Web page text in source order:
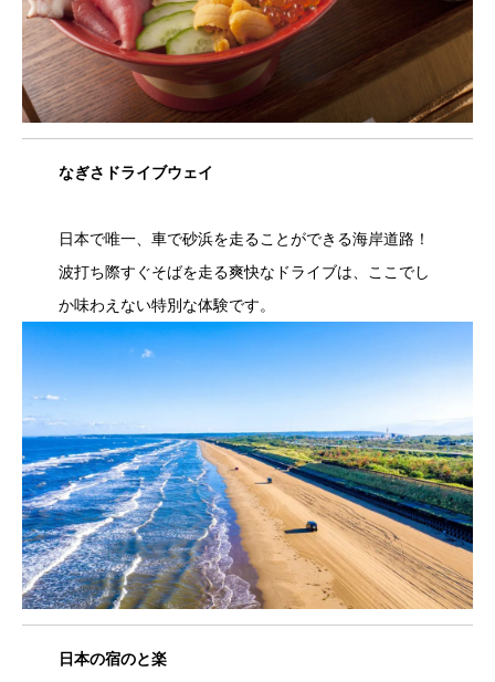
なぎさドライブウェイ
日本で唯一、車で砂浜を走ることができる海岸道路！
波打ち際すぐそばを走る爽快なドライブは、ここでし
か味わえない特別な体験です。
日本の宿のと楽